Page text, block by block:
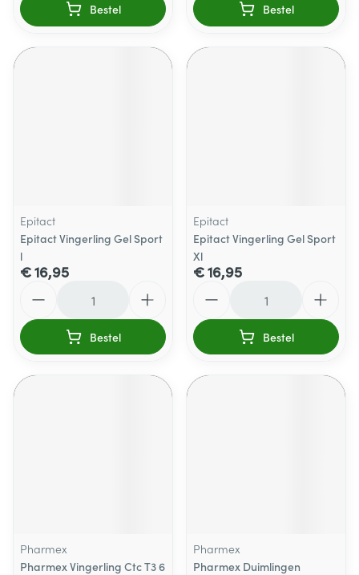
Bestel Bestel
Epitact
Epitact Vingerling Gel Sport
l
€ 16,95
Bestel
Epitact
Epitact Vingerling Gel Sport
Xl
€ 16,95
Bestel
Pharmex
Pharmex Vingerling Ctc T3 6
Pharmex
Pharmex Duimlingen